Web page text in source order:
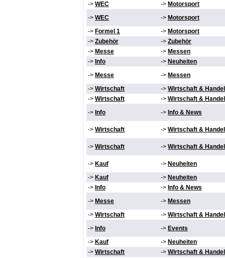
-> WEC -> Motorsport
-> WEC -> Motorsport
-> Formel 1 -> Motorsport
-> Zubehör -> Zubehör
-> Messe -> Messen
-> Info -> Neuheiten
-> Messe -> Messen
-> Wirtschaft -> Wirtschaft & Handel
-> Wirtschaft -> Wirtschaft & Handel
-> Info -> Info & News
-> Wirtschaft -> Wirtschaft & Handel
-> Wirtschaft -> Wirtschaft & Handel
-> Kauf -> Neuheiten
-> Kauf -> Neuheiten
-> Info -> Info & News
-> Messe -> Messen
-> Wirtschaft -> Wirtschaft & Handel
-> Info -> Events
-> Kauf -> Neuheiten
-> Wirtschaft -> Wirtschaft & Handel